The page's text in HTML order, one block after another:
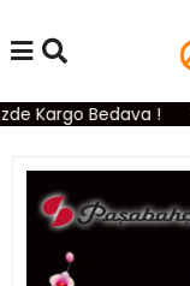
Kargo Bedava !